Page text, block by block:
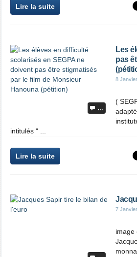
Lire la suite
…
Les
pas
8
(
intitulés " ...
Lire la suite
7
image